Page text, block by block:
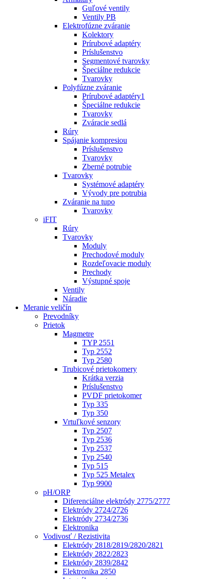
Guľové ventily
Ventily PB
Elektrofúzne zváranie
Kolektory
Prírubové adaptéry
Príslušenstvo
Segmentové tvarovky
Špeciálne redukcie
Tvarovky
Polyfúzne zváranie
Prírubové adaptéry1
Špeciálne redukcie
Tvarovky
Zváracie sedlá
Rúry
Spájanie kompresiou
Príslušenstvo
Tvarovky
Zberné potrubie
Tvarovky
Systémové adaptéry
Vývody pre potrubia
Zváranie na tupo
Tvarovky
iFIT
Rúry
Tvarovky
Moduly
Prechodové moduly
Rozdeľovacie moduly
Prechody
Výstupné spoje
Ventily
Náradie
Meranie veličín
Prevodníky
Prietok
Magmetre
TYP 2551
Typ 2552
Typ 2580
Trubicové prietokomery
Krátka verzia
Príslušenstvo
PVDF prietokomer
Typ 335
Typ 350
Vrtuľkové senzory
Typ 2507
Typ 2536
Typ 2537
Typ 2540
Typ 515
Typ 525 Metalex
Typ 9900
pH/ORP
Diferenciálne elektródy 2775/2777
Elektródy 2724/2726
Elektródy 2734/2736
Elektronika
Vodivosť / Rezistivita
Elektródy 2818/2819/2820/2821
Elektródy 2822/2823
Elektródy 2839/2842
Elektronika 2850